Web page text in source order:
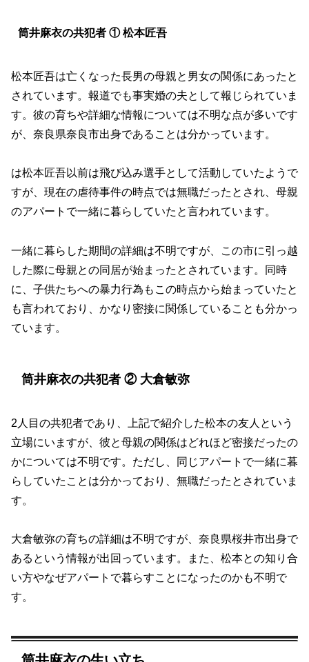
筒井麻衣の共犯者 ① 松本匠吾
松本匠吾は亡くなった長男の母親と男女の関係にあったと
されています。報道でも事実婚の夫として報じられていま
す。彼の育ちや詳細な情報については不明な点が多いです
が、奈良県奈良市出身であることは分かっています。
は松本匠吾以前は飛び込み選手として活動していたようで
すが、現在の虐待事件の時点では無職だったとされ、母親
のアパートで一緒に暮らしていたと言われています。
一緒に暮らした期間の詳細は不明ですが、この市に引っ越
した際に母親との同居が始まったとされています。同時
に、子供たちへの暴力行為もこの時点から始まっていたと
も言われており、かなり密接に関係していることも分かっ
ています。
筒井麻衣の共犯者 ② 大倉敏弥
2人目の共犯者であり、上記で紹介した松本の友人という
立場にいますが、彼と母親の関係はどれほど密接だったの
かについては不明です。ただし、同じアパートで一緒に暮
らしていたことは分かっており、無職だったとされていま
す。
大倉敏弥の育ちの詳細は不明ですが、奈良県桜井市出身で
あるという情報が出回っています。また、松本との知り合
い方やなぜアパートで暮らすことになったのかも不明で
す。